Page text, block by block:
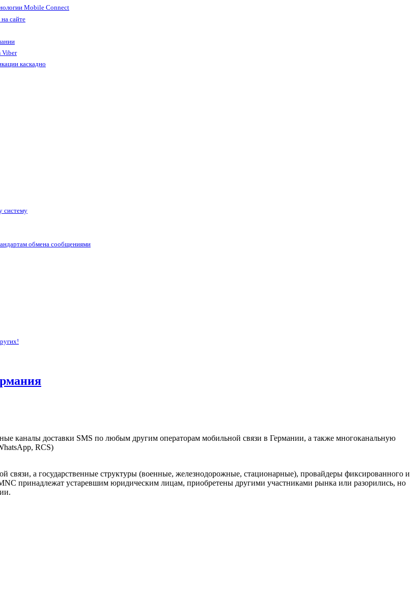
Mobile Connect
сайте
Viber
каскадно
систему
обмена сообщениями
каналы доставки SMS по любым другим операторам мобильной связи в Германии, а также многоканальную
RCS)
связи, а государственные структуры (военные, железнодорожные, стационарные), провайдеры фиксированного и
принадлежат устаревшим юридическим лицам, приобретены другими участниками рынка или разорились, но